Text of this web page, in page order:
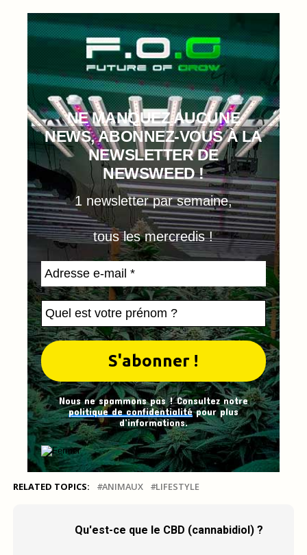
NE MANQUEZ AUCUNE
NEWS, ABONNEZ-VOUS À LA
NEWSLETTER DE
NEWSWEED !
1 newsletter par semaine,
tous les mercredis !
Nous ne spammons pas ! Consultez notre
politique de confidentialitépour plus
d’informations.
RELATED TOPICS: ANIMAUX LIFESTYLE
Qu'est-ce que le CBD (cannabidiol) ?